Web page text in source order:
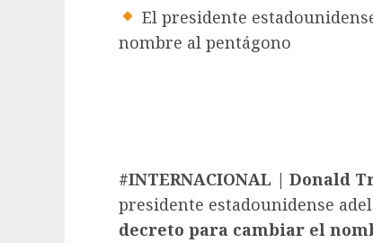
El presidente
nombre al pentágono
#INTERNACIONAL | Donald
presidente estadounidense
decreto para cambiar el